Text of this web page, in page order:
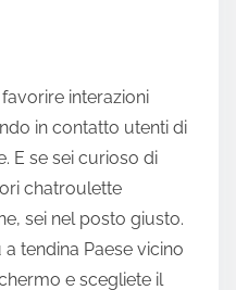
interazioni
in contatto utenti di
E se sei curioso di
chatroulette
sei nel posto giusto.
tendina Paese vicino
e scegliete il